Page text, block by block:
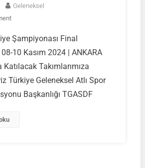
Geleneksel
On
Cirit
2024
Esat
Sezonu
Türkiye
Şampiyonası Final
10 Kasım 2024 | ANKARA
Takımlarımıza
Türkiye Geleneksel Atlı Spor
Başkanlığı TGASDF